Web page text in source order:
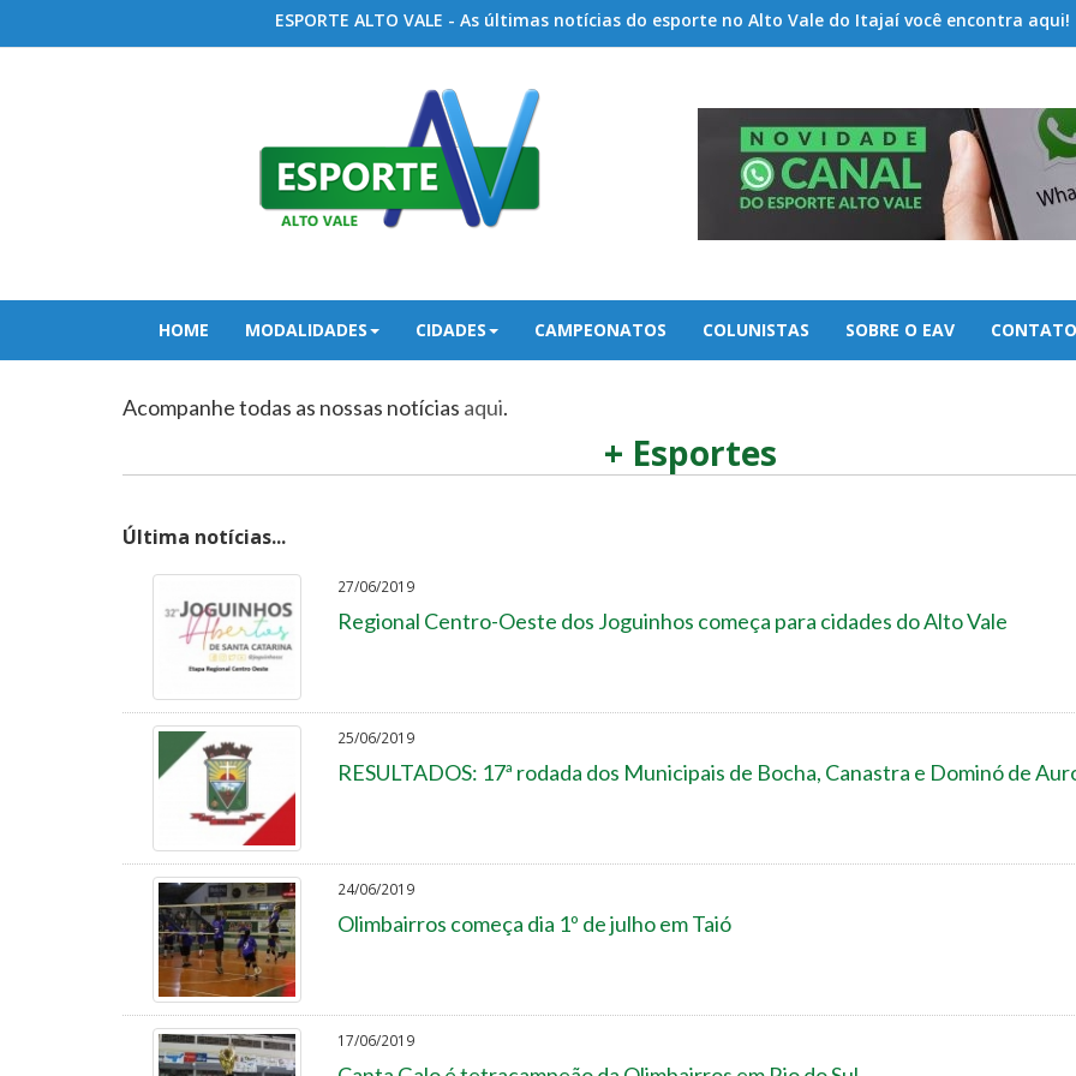
ESPORTE ALTO VALE - As últimas notícias do esporte no Alto Vale do Itajaí você encontra aqui!
HOME MODALIDADES CIDADES CAMPEONATOS COLUNISTAS SOBRE O EAV CONTATO
Acompanhe todas as nossas notícias aqui.
+ Esportes
Última notícias...
27/06/2019
Regional Centro-Oeste dos Joguinhos começa para cidades do Alto Vale
25/06/2019
RESULTADOS: 17ª rodada dos Municipais de Bocha, Canastra e Dominó de
24/06/2019
Olimbairros começa dia 1º de julho em Taió
17/06/2019